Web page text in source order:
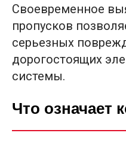
Своевременное
пропусков
серьезных
дорогостоящих
системы.
Что означает